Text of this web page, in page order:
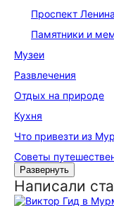
Проспект Ленина
Памятники и
Музеи
Развлечения
Отдых на природе
Кухня
Что привезти из
Советы
Развернуть
Написали